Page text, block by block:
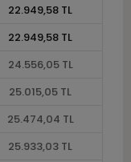
22.949,58 TL
22.949,58 TL
24.556,05 TL
25.015,05 TL
25.474,04 TL
25.933,03 TL